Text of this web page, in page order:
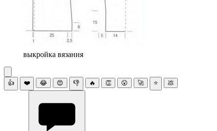
выкройка вязания
👍 ❤️ 😂 😍 👎 🔥 👏 😮 🚀 ⭐ 💩